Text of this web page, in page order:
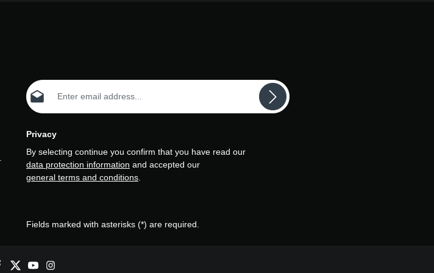
Email address*
Privacy
By selecting continue you confirm that you have read our
data protection information and accepted our
general terms and conditions
Fields marked with asterisks (*) are required.